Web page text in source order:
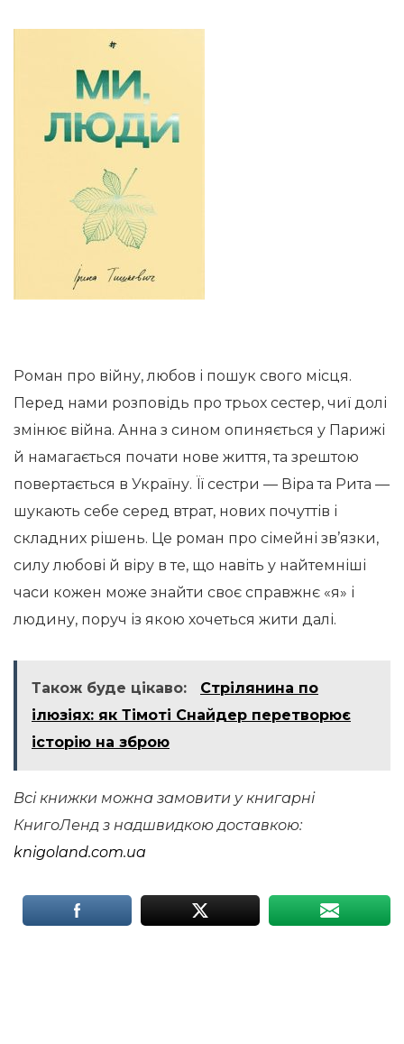
Роман про війну, любов і пошук свого місця.
Перед нами розповідь про трьох сестер, чиї долі
змінює війна. Анна з сином опиняється у Парижі
й намагається почати нове життя, та зрештою
повертається в Україну. Її сестри — Віра та Рита —
шукають себе серед втрат, нових почуттів і
складних рішень. Це роман про сімейні зв’язки,
силу любові й віру в те, що навіть у найтемніші
часи кожен може знайти своє справжнє «я» і
людину, поруч із якою хочеться жити далі.
Також буде цікаво:
Стрілянина по
ілюзіях: як Тімоті Снайдер перетворює
історію на зброю
Всі книжки можна замовити у книгарні
КнигоЛенд з надшвидкою доставкою:
knigoland.com.ua